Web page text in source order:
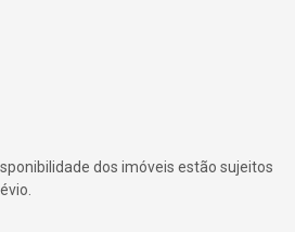
dos imóveis estão sujeitos